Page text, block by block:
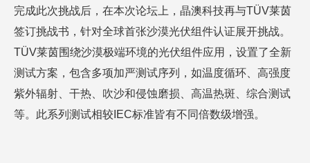
完成此次挑战后，在本次论坛上，晶澳科技再与TÜV莱茵
签订挑战书，针对全球首张沙漠光伏组件认证展开挑战。
TÜV莱茵围绕沙漠极端环境的光伏组件应用，设置了全新
测试方案，包含多项加严测试序列，如温度循环、高强度
紫外辐射、干热、吹沙和侵蚀磨损、高温热斑、综合测试
等。此系列测试相较IEC标准皆有不同倍数级增强。